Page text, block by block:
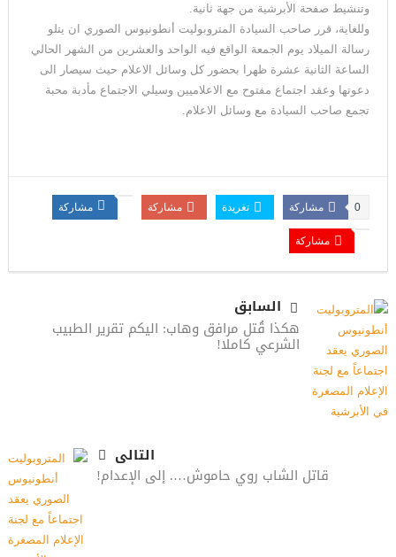
وتنشيط صفحة الأبرشية من جهة ثانية.
وللغاية، قرر صاحب السيادة المتروبوليت أنطونيوس الصوري ان يتلو
رسالة الميلاد يوم الجمعة الواقع فيه الواحد والعشرين من الشهر الحالي
الساعة الثانية عشرة ظهرا بحضور كل وسائل الاعلام حيث سيصار الى
دعوتها وعقد اجتماع مفتوح مع الاعلاميين وسيلي الاجتماع مأدبة محبة
تجمع صاحب السيادة مع وسائل الاعلام.
مشاركة 0 تغريدة مشاركة مشاركة
مشاركة
السابق
هكذا قُتل مرافق وهاب: اليكم تقرير الطبيب
الشرعي كاملا!
التالى
قاتل الشاب روي حاموش…. إلى الإعدام!